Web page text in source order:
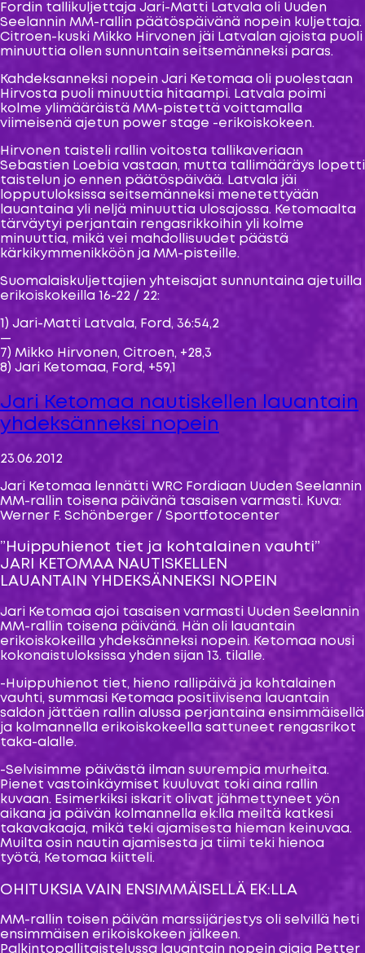
Fordin tallikuljettaja Jari-Matti Latvala oli Uuden
Seelannin MM-rallin päätöspäivänä nopein kuljettaja.
Citroen-kuski Mikko Hirvonen jäi Latvalan ajoista puoli
minuuttia ollen sunnuntain seitsemänneksi paras.
Kahdeksanneksi nopein Jari Ketomaa oli puolestaan
Hirvosta puoli minuuttia hitaampi. Latvala poimi
kolme ylimääräistä MM-pistettä voittamalla
viimeisenä ajetun power stage -erikoiskokeen.
Hirvonen taisteli rallin voitosta tallikaveriaan
Sebastien Loebia vastaan, mutta tallimääräys lopetti
taistelun jo ennen päätöspäivää. Latvala jäi
lopputuloksissa seitsemänneksi menetettyään
lauantaina yli neljä minuuttia ulosajossa. Ketomaalta
tärväytyi perjantain rengasrikkoihin yli kolme
minuuttia, mikä vei mahdollisuudet päästä
kärkikymmenikköön ja MM-pisteille.
Suomalaiskuljettajien yhteisajat sunnuntaina ajetuilla
erikoiskokeilla 16-22 / 22:
1) Jari-Matti Latvala, Ford, 36:54,2
—
7) Mikko Hirvonen, Citroen, +28,3
8) Jari Ketomaa, Ford, +59,1
Jari Ketomaa nautiskellen lauantain
yhdeksänneksi nopein
23.06.2012
Jari Ketomaa lennätti WRC Fordiaan Uuden Seelannin
MM-rallin toisena päivänä tasaisen varmasti. Kuva:
Werner F. Schönberger / Sportfotocenter
”Huippuhienot tiet ja kohtalainen vauhti”
JARI KETOMAA NAUTISKELLEN
LAUANTAIN YHDEKSÄNNEKSI NOPEIN
Jari Ketomaa ajoi tasaisen varmasti Uuden Seelannin
MM-rallin toisena päivänä. Hän oli lauantain
erikoiskokeilla yhdeksänneksi nopein. Ketomaa nousi
kokonaistuloksissa yhden sijan 13. tilalle.
-Huippuhienot tiet, hieno rallipäivä ja kohtalainen
vauhti, summasi Ketomaa positiivisena lauantain
saldon jättäen rallin alussa perjantaina ensimmäisellä
ja kolmannella erikoiskokeella sattuneet rengasrikot
taka-alalle.
-Selvisimme päivästä ilman suurempia murheita.
Pienet vastoinkäymiset kuuluvat toki aina rallin
kuvaan. Esimerkiksi iskarit olivat jähmettyneet yön
aikana ja päivän kolmannella ek:lla meiltä katkesi
takavakaaja, mikä teki ajamisesta hieman keinuvaa.
Muilta osin nautin ajamisesta ja tiimi teki hienoa
työtä, Ketomaa kiitteli.
OHITUKSIA VAIN ENSIMMÄISELLÄ EK:LLA
MM-rallin toisen päivän marssijärjestys oli selvillä heti
ensimmäisen erikoiskokeen jälkeen.
Palkintopallitaistelussa lauantain nopein ajaja Petter